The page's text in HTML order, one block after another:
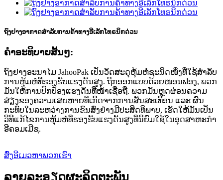
ຖົງຢາງອາກາດສຳລັບການຄ້າທາງອີເລັກໂທຣນິກດ່ວນ
ຄໍາອະທິບາຍສັ້ນໆ:
ຖົງຢາງອະນາໄມ JahooPak ເປັນວັດສະດຸຫຸ້ມຫໍ່ຊະນິດໜຶ່ງທີ່ໃຊ້ສຳລັບ
ການຫຸ້ມຫໍ່ທີ່ຮອງຮັບແຮງດັນສູງ. ຖືກອອກແບບດ້ວຍໝອນຟອງ, ພວກ
ມັນໃຫ້ການປົກປ້ອງແຮງດັນທີ່ໜ້າເຊື່ອຖື. ພວກມັນຫຼຸດຜ່ອນຄວາມ
ສ່ຽງຂອງຄວາມເສຍຫາຍທີ່ເກີດຈາກການສັ່ນສະເທືອນ ແລະ ຜົນ
ກະທົບໃນລະຫວ່າງການຂົນສົ່ງຢ່າງມີປະສິດທິພາບ, ເຮັດໃຫ້ມັນເປັນ
ວິທີແກ້ໄຂການຫຸ້ມຫໍ່ທີ່ຮອງຮັບແຮງດັນສູງທີ່ນິຍົມໃຊ້ໃນອຸດສາຫະກຳ
ອີຄອມເມີຊ.
ສົ່ງອີເມວຫາພວກເຮົາ
ລາຍລະອຽດຜະລິດຕະພັນ